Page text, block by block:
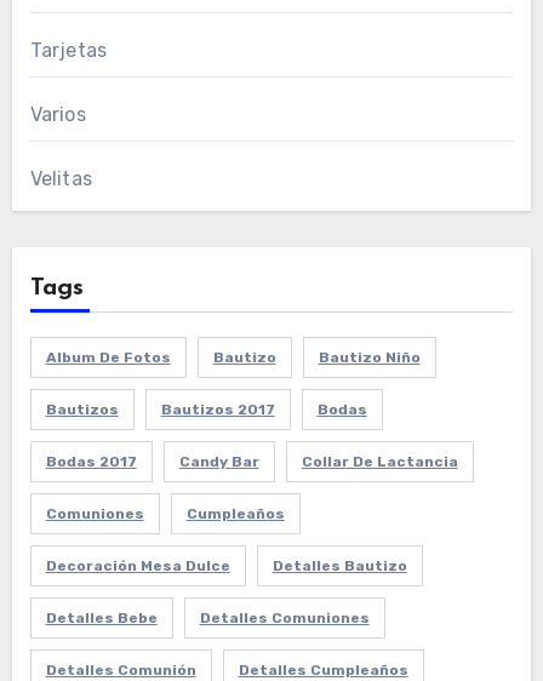
Tarjetas
Varios
Velitas
Tags
Album De Fotos Bautizo Bautizo Niño
Bautizos Bautizos 2017 Bodas
Bodas 2017 Candy Bar Collar De Lactancia
Comuniones Cumpleaños
Decoración Mesa Dulce Detalles Bautizo
Detalles Bebe Detalles Comuniones
Detalles Comunión Detalles Cumpleaños